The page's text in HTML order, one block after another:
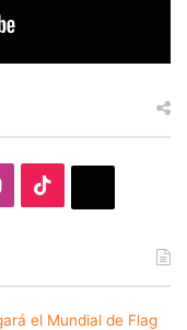
Instagram
el Mundial de Flag